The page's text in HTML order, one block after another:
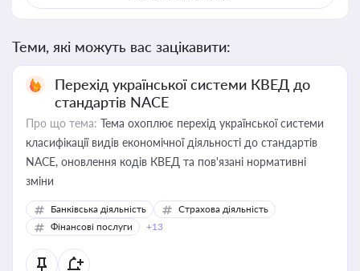
Теми, які можуть вас зацікавити:
Перехід української системи КВЕД до
стандартів NACE
Про що тема: Тема охоплює перехід української системи
класифікації видів економічної діяльності до стандартів
NACE, оновлення кодів КВЕД та пов'язані нормативні
зміни
Банківська діяльність
Страхова діяльність
Фінансові послуги
+13